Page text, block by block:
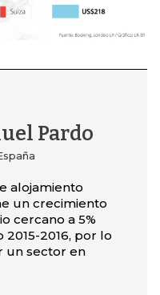
Pardo
alojamiento
un crecimiento
cercano a 5%
2016, por lo
un sector en